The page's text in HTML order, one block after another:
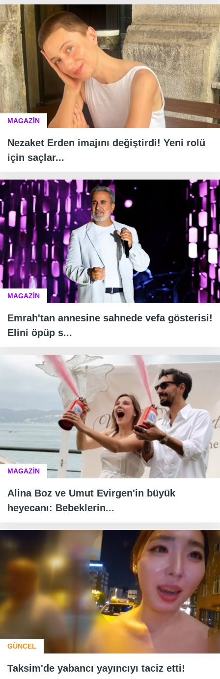
MAGAZİN
Nezaket Erden imajını değiştirdi! Yeni rolü
için saçlar...
MAGAZİN
Emrah'tan annesine sahnede vefa gösterisi!
Elini öpüp s...
MAGAZİN
Alina Boz ve Umut Evirgen'in büyük
heyecanı: Bebeklerin...
GÜNCEL
Taksim'de yabancı yayıncıyı taciz etti!